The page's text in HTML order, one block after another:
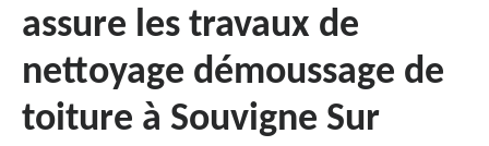
assure les travaux de
nettoyage démoussage de
toiture à Souvigne Sur